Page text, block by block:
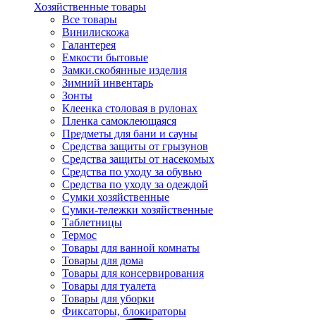
Хозяйственные товары
Все товары
Винилискожа
Галантерея
Емкости бытовые
Замки.скобянные изделия
Зимний инвентарь
Зонты
Клеенка столовая в рулонах
Пленка самоклеющаяся
Предметы для бани и сауны
Средства защиты от грызунов
Средства защиты от насекомых
Средства по уходу за обувью
Средства по уходу за одеждой
Сумки хозяйственные
Сумки-тележки хозяйственные
Таблетницы
Термос
Товары для ванной комнаты
Товары для дома
Товары для консервирования
Товары для туалета
Товары для уборки
Фиксаторы, блокираторы